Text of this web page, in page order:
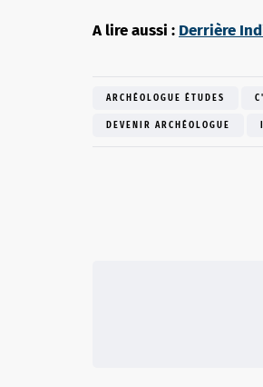
A lire aussi : Derrière
ARCHÉOLOGUE ÉTUDES
DEVENIR ARCHÉOLOGUE